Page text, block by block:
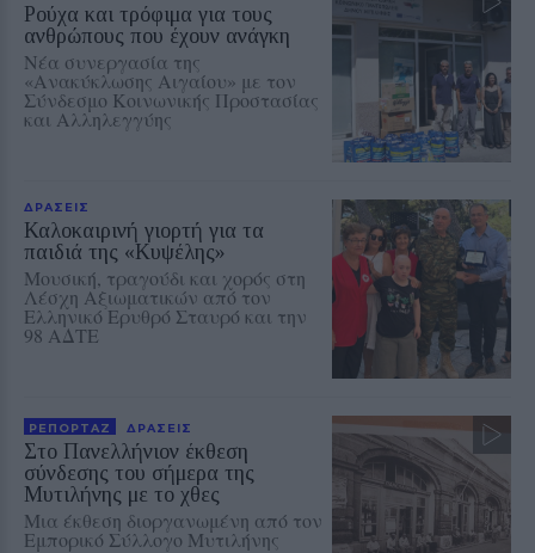
Ρούχα και τρόφιμα για τους
ανθρώπους που έχουν ανάγκη
Νέα συνεργασία της
«Ανακύκλωσης Αιγαίου» με τον
Σύνδεσμο Κοινωνικής Προστασίας
και Αλληλεγγύης
ΔΡΑΣΕΙΣ
Καλοκαιρινή γιορτή για τα
παιδιά της «Κυψέλης»
Μουσική, τραγούδι και χορός στη
Λέσχη Αξιωματικών από τον
Ελληνικό Ερυθρό Σταυρό και την
98 ΑΔΤΕ
ΡΕΠΟΡΤΑΖ ΔΡΑΣΕΙΣ
Στο Πανελλήνιον έκθεση
σύνδεσης του σήμερα της
Μυτιλήνης με το χθες
Μια έκθεση διοργανωμένη από τον
Εμπορικό Σύλλογο Μυτιλήνης